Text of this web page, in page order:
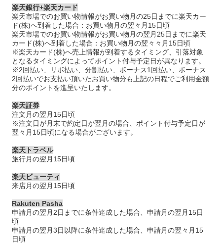
楽天銀行+楽天カード
楽天市場でのお買い物情報がお買い物月の25日までに楽天カー
ド(株)へ到着した場合：お買い物月の翌々月15日頃
楽天市場でのお買い物情報がお買い物月の翌月25日までに楽天
カード(株)へ到着した場合：お買い物月の翌々々月15日頃
※楽天カード(株)へ売上情報が到着するタイミング、引落対象
となるタイミングによってポイント付与予定日が異なります。
※2回払い、リボ払い、分割払い、ボーナス1回払い、ボーナス
2回払いでお支払い頂いたお買い物分も上記の日程でご利用金額
分のポイントを進呈いたします。
楽天証券
注文月の翌月15日頃
※注文日が月末で約定日が翌月の場合、ポイント付与予定日が
翌々月15日頃になる場合がございます。
楽天トラベル
旅行月の翌月15日頃
楽天ビューティ
来店月の翌月15日頃
Rakuten Pasha
申請月の翌月2日までに条件達成した場合、申請月の翌月15日
頃
申請月の翌月3日以降に条件達成した場合、申請月の翌々月15
日頃